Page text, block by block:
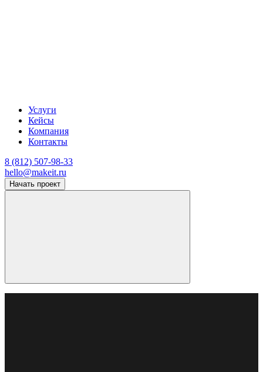
Услуги
Кейсы
Компания
Контакты
8 (812) 507-98-33
hello@makeit.ru
Начать проект